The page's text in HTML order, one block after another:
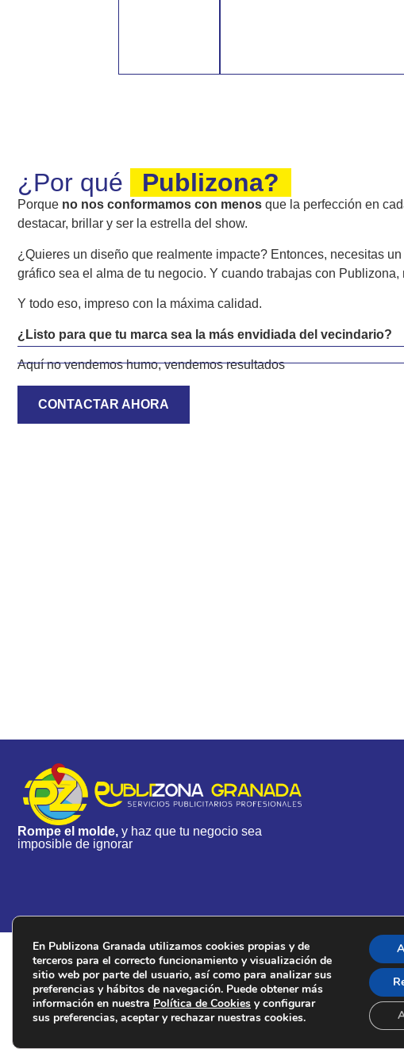
¿Por qué Publizona?
Porque no nos conformamos con menos que la perfección en
destacar, brillar y ser la estrella del show.
¿Quieres un diseño que realmente impacte? Entonces, necesitas
gráfico sea el alma de tu negocio. Y cuando trabajas con
Y todo eso, impreso con la máxima calidad.
¿Listo para que tu marca sea la más envidiada del vecindario?
Aquí no vendemos humo, vendemos resultados
CONTACTAR AHORA
Rompe el molde, y haz que tu negocio sea
imposible de ignorar
Todos los derechos reservados © 2024 - Publizona Granada
Web realizada por Citysem
En Publizona Granada utilizamos cookies propias y de
terceros para el correcto funcionamiento y visualización de
sitio web por parte del usuario, así como para analizar sus
preferencias y hábitos de navegación. Puede obtener más
información en nuestra Política de Cookies y configurar
sus preferencias, aceptar y rechazar nuestras cookies.